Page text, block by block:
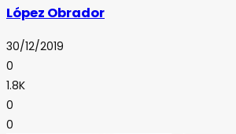
López Obrador
30/12/2019
0
1.8K
0
0